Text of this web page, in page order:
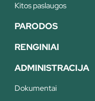
Kitos paslaugos
PARODOS
RENGINIAI
ADMINISTRACIJA
Dokumentai